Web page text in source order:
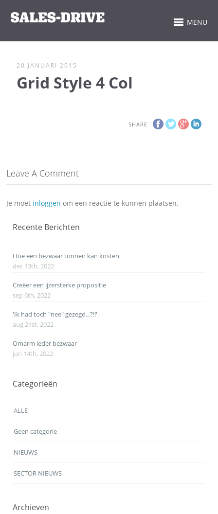
MENU
20 JANUARI 2015
Grid Style 4 Col
SHARE
Leave A Comment
Je moet inloggen om een reactie te kunnen plaatsen.
Recente Berichten
Hoe een bezwaar tonnen kan kosten
dec 13th, 2022
Creëer een ijzersterke propositie
sep 6th, 2022
'Ik had toch "nee" gezegd...?!!'
aug 21st, 2022
Omarm ieder bezwaar
jun 14th, 2022
Categorieën
ALLE
Geen categorie
NIEUWS
SECTOR NIEUWS
Archieven